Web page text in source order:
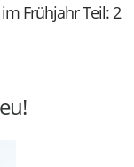
Frühjahr Teil: 2